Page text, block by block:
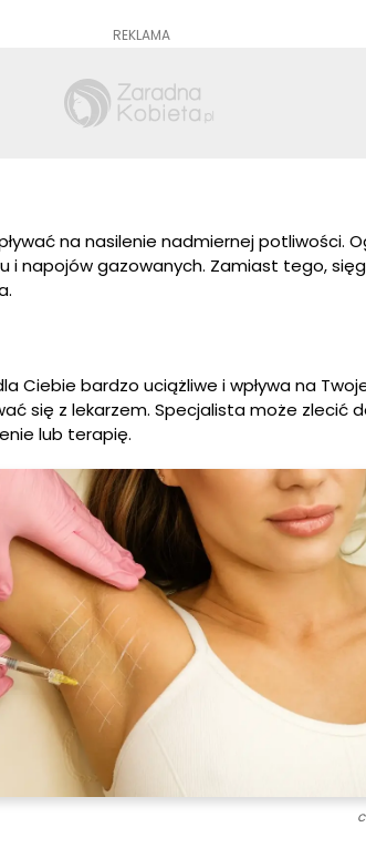
REKLAMA
na nasilenie nadmiernej potliwości.
i napojów gazowanych. Zamiast tego,
Ciebie bardzo uciążliwe i wpływa na
się z lekarzem. Specjalista może zlecić
lub terapię.